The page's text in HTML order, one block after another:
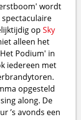
wordt
opSky
alleen het
Podium' in
iedereen met
opgesteld
along. De
’s avonds een